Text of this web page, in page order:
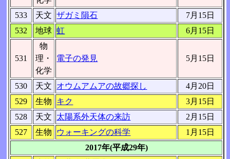
533 天文 ザガミ隕石
7月15日
532
地球 虹 6月15日
531
物
理・
化学
電子の発見 5月15日
530 天文 オウムアムアの故郷探し
4月20日
529
生物 キク
3月15日
528
天文 太陽系外天体の来訪
2月15日
527
生物 ウォーキングの科学
1月15日
2017年(平成29年)